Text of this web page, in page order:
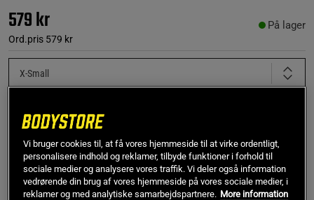
579 kr
Ord.pris 579 kr
På lager
X-Small
Gratis fragt over 349 kr Gratis retur 14 dages fortrydelsesret
Vi bruger cookies til, at få vores hjemmeside til at virke ordentligt,
personalisere indhold og reklamer, tilbyde funktioner i forhold til
sociale medier og analysere vores traffik. Vi deler også information
vedrørende din brug af vores hjemmeside på vores sociale medier, i
reklamer og med analytiske samarbejdspartnere. More information